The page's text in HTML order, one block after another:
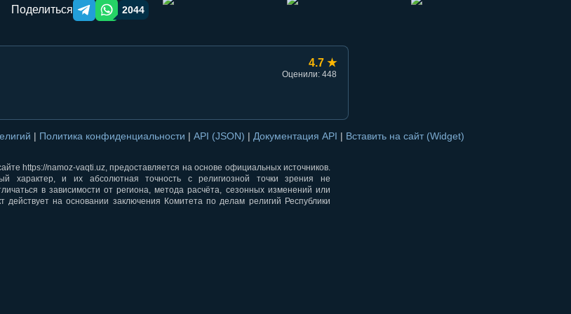
Поделиться Telegram orqali ulashish
WhatsApp orqali ulashish
2044
4.7 ★
Оценили: 448
| Политика конфиденциальности | API (JSON) | Документация API | Вставить на сайт (Widget)
https://namoz-vaqti.uz, предоставляется на основе официальных источников.
характер, и их абсолютная точность с религиозной точки зрения не
в зависимости от региона, метода расчёта, сезонных изменений или
действует на основании заключения Комитета по делам религий Республики